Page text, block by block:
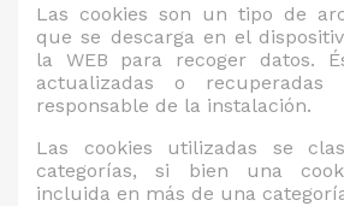
Las cookies son un tipo de
que se descarga en el
la WEB para recoger datos.
actualizadas o
responsable de la instalación.
Las cookies utilizadas se
categorías, si bien una
incluida en más de una